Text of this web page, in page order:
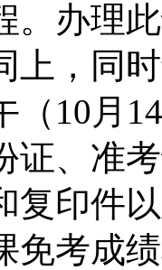
。办理
上，同
（10月
证、准
复印件
免考成